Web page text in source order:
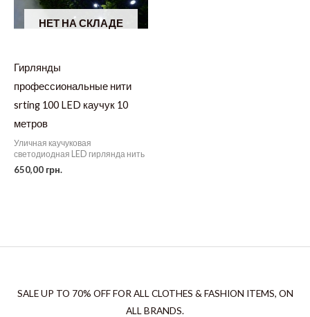
НЕТ НА СКЛАДЕ
Гирлянды
профессиональные нити
srting 100 LED каучук 10
метров
Уличная каучуковая
светодиодная LED гирлянда нить
650,00 грн.
SALE UP TO 70% OFF FOR ALL CLOTHES & FASHION ITEMS, ON
ALL BRANDS.